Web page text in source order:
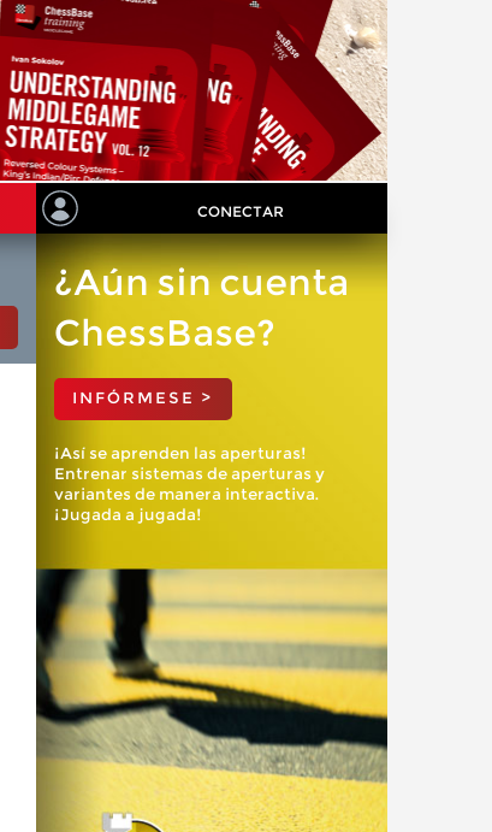
CONECTAR
¿Aún sin cuenta
ChessBase?
INFÓRMESE >
¡Así se aprenden las aperturas!
Entrenar sistemas de aperturas y
variantes de manera interactiva.
¡Jugada a jugada!